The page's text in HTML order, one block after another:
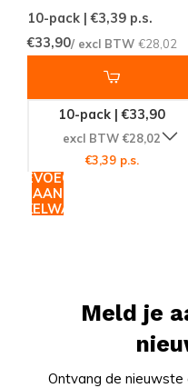
10-pack | €3,39 p.s.
€33,90/ excl BTW €28,02
10-pack | €33,90
excl BTW €28,02
€3,39 p.s.
TOEVOEGEN
AAN
Meld je
Ontvang de nieuwste